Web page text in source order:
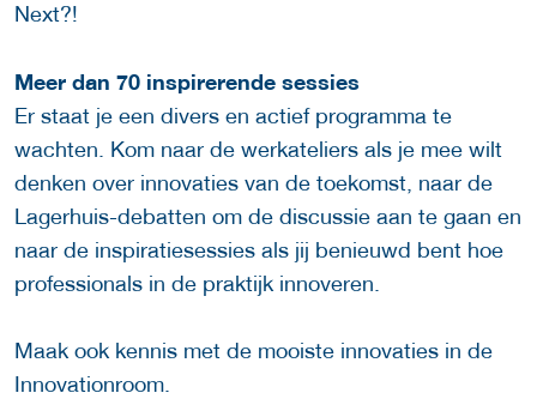
Next?!
Meer dan 70 inspirerende sessies
Er staat je een divers en actief programma te
wachten. Kom naar de werkateliers als je mee wilt
denken over innovaties van de toekomst, naar de
Lagerhuis-debatten om de discussie aan te gaan en
naar de inspiratiesessies als jij benieuwd bent hoe
professionals in de praktijk innoveren.
Maak ook kennis met de mooiste innovaties in de
Innovationroom.